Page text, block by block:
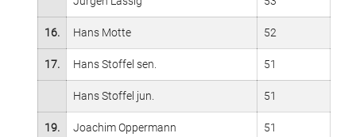
16. Hans Motte 52
17. Hans Stoffel sen. 51
Hans Stoffel jun. 51
19. Joachim Oppermann 51